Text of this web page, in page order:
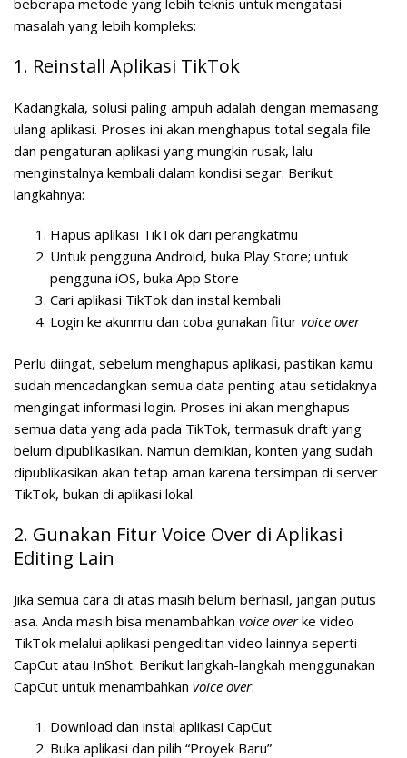
masalah yang lebih kompleks:
1. Reinstall Aplikasi TikTok
Kadangkala, solusi paling ampuh adalah dengan memasang
ulang aplikasi. Proses ini akan menghapus total segala file
dan pengaturan aplikasi yang mungkin rusak, lalu
menginstalnya kembali dalam kondisi segar. Berikut
langkahnya:
Hapus aplikasi TikTok dari perangkatmu
Untuk pengguna Android, buka Play Store; untuk
pengguna iOS, buka App Store
Cari aplikasi TikTok dan instal kembali
Login ke akunmu dan coba gunakan fitur voice over
Perlu diingat, sebelum menghapus aplikasi, pastikan kamu
sudah mencadangkan semua data penting atau setidaknya
mengingat informasi login. Proses ini akan menghapus
semua data yang ada pada TikTok, termasuk draft yang
belum dipublikasikan. Namun demikian, konten yang sudah
dipublikasikan akan tetap aman karena tersimpan di server
TikTok, bukan di aplikasi lokal.
2. Gunakan Fitur Voice Over di Aplikasi
Editing Lain
Jika semua cara di atas masih belum berhasil, jangan putus
asa. Anda masih bisa menambahkan voice overke video
TikTok melalui aplikasi pengeditan video lainnya seperti
CapCut atau InShot. Berikut langkah-langkah menggunakan
CapCut untuk menambahkan voice over:
Download dan instal aplikasi CapCut
Buka aplikasi dan pilih “Proyek Baru”